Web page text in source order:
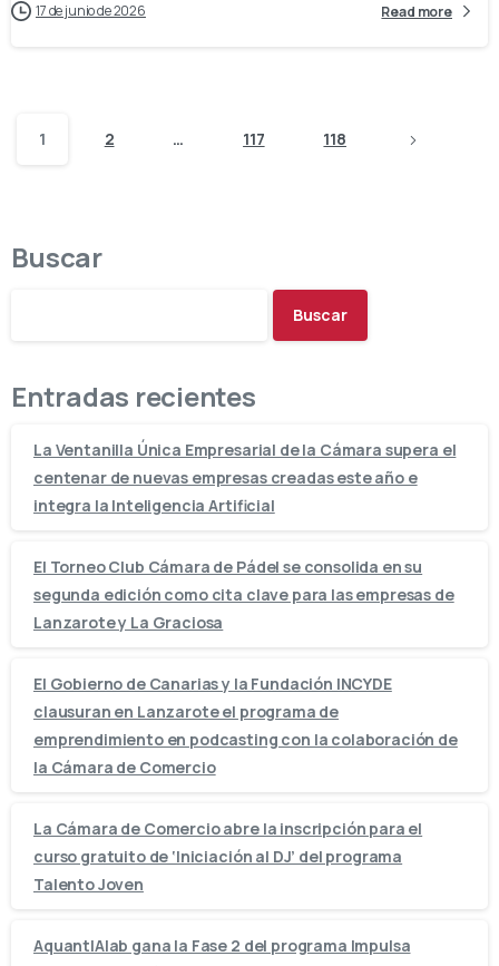
17 de junio de 2026 Read more
1 2 … 117 118
Buscar
Buscar
Entradas recientes
La Ventanilla Única Empresarial de la Cámara supera el
centenar de nuevas empresas creadas este año e
integra la Inteligencia Artificial
El Torneo Club Cámara de Pádel se consolida en su
segunda edición como cita clave para las empresas de
Lanzarote y La Graciosa
El Gobierno de Canarias y la Fundación INCYDE
clausuran en Lanzarote el programa de
emprendimiento en podcasting con la colaboración de
la Cámara de Comercio
La Cámara de Comercio abre la inscripción para el
curso gratuito de ‘Iniciación al DJ’ del programa
Talento Joven
AquantIAlab gana la Fase 2 del programa Impulsa